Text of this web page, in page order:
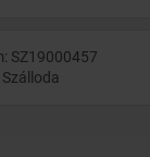
SZ19000457